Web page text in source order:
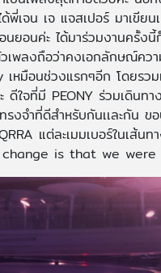
พี่เจน เจ แจสเปอร์ มาเขี
อนค่ะ ได้มาร่วมงานครั้งนี้
เพลงถือว่าคงเอกลักษณ์คว
หมือนช่วงแรกๆอีก โดยรว
จที่มี PEONY ร่วมเดินทาง
รงจำที่ดีสำหรับกันเเละกัน
แต่ละเมมเบอร์ในเส้นทา
is that we were